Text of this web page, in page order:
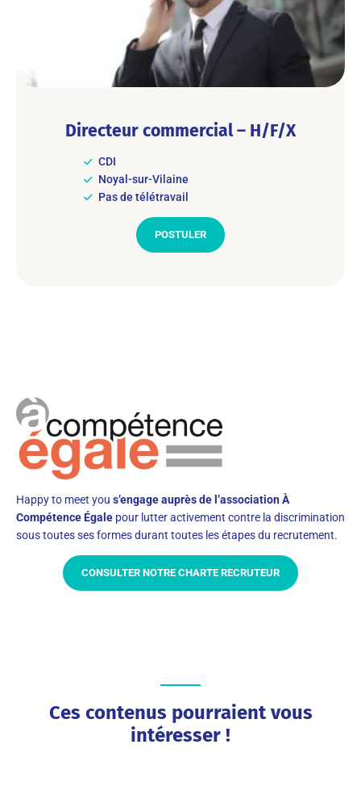
Directeur commercial – H/F/X
CDI
Noyal-sur-Vilaine
Pas de télétravail
POSTULER
Happy to meet you s’engage auprès de l’association À
Compétence Égale pour lutter activement contre la discrimination
sous toutes ses formes durant toutes les étapes du recrutement.
CONSULTER NOTRE CHARTE RECRUTEUR
Ces contenus pourraient vous
intéresser !